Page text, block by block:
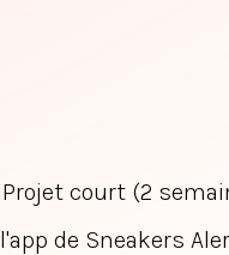
Projet court (2
l'app de Sneakers